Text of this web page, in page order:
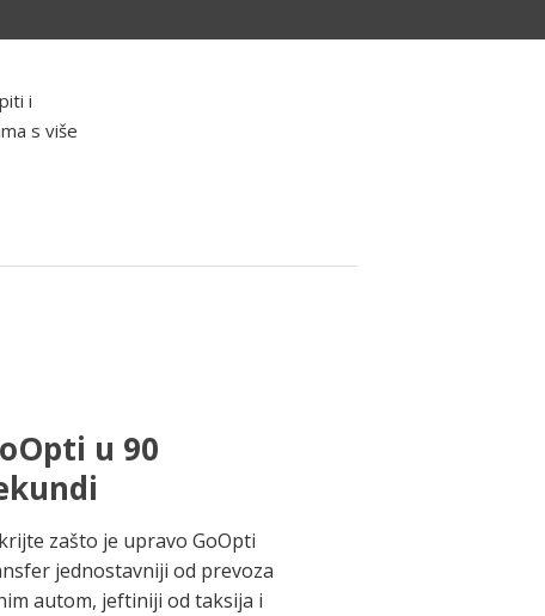
i
s više
u 90
zašto je upravo GoOpti
jednostavniji od prevoza
autom, jeftiniji od taksija i